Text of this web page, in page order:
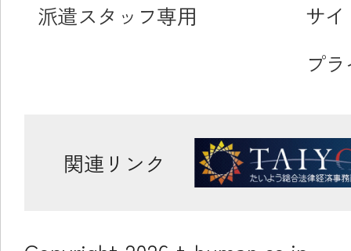
派遣スタッフ専用
サ
プ
関連リンク